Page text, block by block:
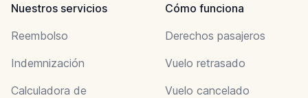
Nuestros servicios
Reembolso
Indemnización
Calculadora de
Cómo funciona
Derechos pasajeros
Vuelo retrasado
Vuelo cancelado